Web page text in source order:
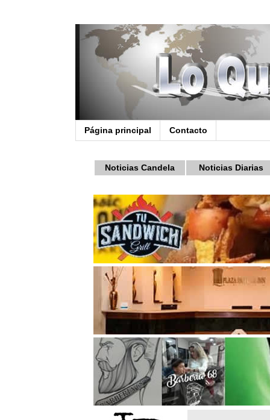
Página principal Contacto
Noticias Candela Noticias Diarias